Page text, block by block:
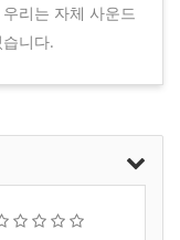
리는 자체 사운드
니다.